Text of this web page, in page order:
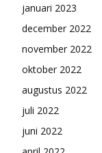
januari 2023
december 2022
november 2022
oktober 2022
augustus 2022
juli 2022
juni 2022